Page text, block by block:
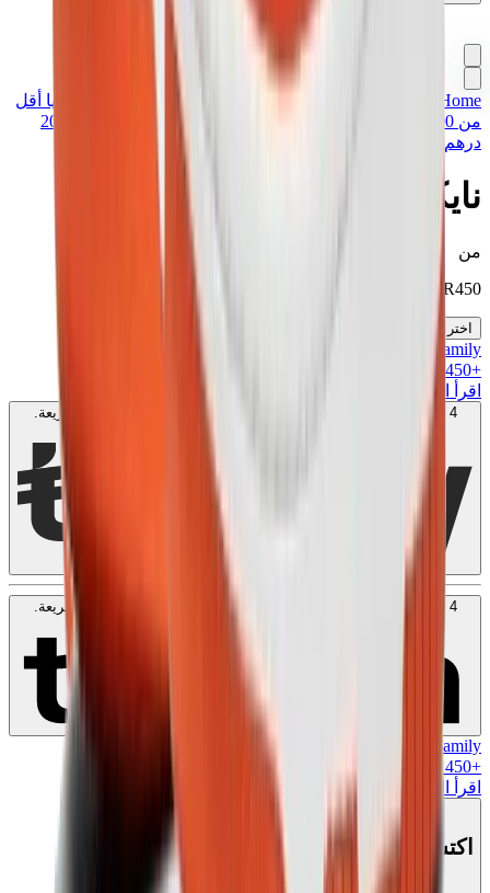
Home أقل من 1500 درهم
هدايا أقل
من 1000 درهم
>
هدايا أقل من 2000
درهم
نايكي دنك هاي "سيراكيوز"
من
QAR450
اختر مقاسك
MK Family
+
450 +نقاط ولاء!
اقرأ المزيد
4 دفعات بدون فوائد بقيمة
. بدون رسوم. متوافق مع الشريعة.
4 دفعات بدون فوائد بقيمة
. بدون رسوم. متوافق مع الشريعة.
MK Family
+
450
اقرأ المزيد
اكتشف هذا المنتج